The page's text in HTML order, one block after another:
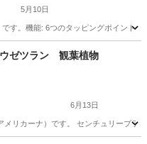
5月10日
す。機能: 6つのタッピングポイント
シゼツラン 観葉植物
6月13日
メリカーナ）です。 センチュリープ